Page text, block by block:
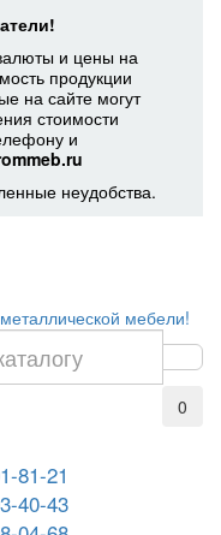
и цены на
продукции
на сайте могут
стоимости
и
неудобства.
81-21
40-43
0